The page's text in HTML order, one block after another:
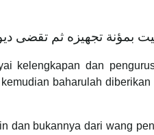
بمؤنة تجهيزه ثم تقضى
kelengkapan dan
baharulah
dan bukannya dari wang